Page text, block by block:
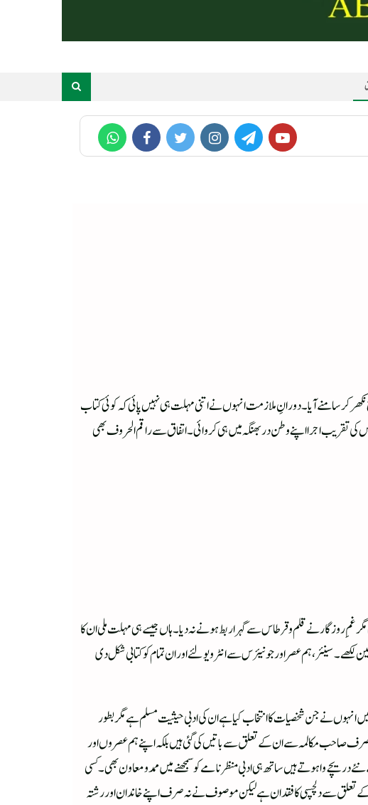
کر سامنے آیا۔ دورانِ ملازمت انہوں نے اتنی مہلت ہی نہیں پائی کہ کوئی کتاب
وطن واپسی سے قبل انہوں نے اپنا پہلا شعری مجموعہ "لمسوں کی خوشبو ” 2011 میں شائع کروایا جس کی تقریب اجرا اپنے وطن دربھنگہ میں ہی کروائی ۔ اتفاق سے راقم الحروف بھی
روزگار نے قلم و قرطاس سے گہرا ربط ہونے نہ دیا۔ ہاں جیسے ہی مہلت ملی ان کا
۔ سینئر ، ہم عصر اور جونیئرس سے انٹرویو لئے اور ان تمام کو کتابی شکل دی
انہوں نے جن شخصیات کا انتخاب کیا ہے ان کی ادبی حیثیت مسلم ہے مگر بطور
صرف صاحب مکالمہ سے ان کے تعلق سے باتیں کی گئی ہیں بلکہ اپنے ہم عصروں اور
وا ہوتے ہیں ساتھ ہی ادبی منظر نامے کو سمجھنے میں ممد و معاون بھی ۔ کسی
تعلق سے دلچسپی کا فقدان ہے لیکن موصوف نے نہ صرف اپنے خاندان اور رشتہ